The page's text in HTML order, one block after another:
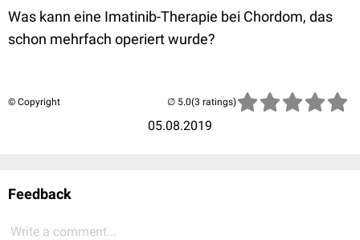
Was kann eine Imatinib-Therapie bei Chordom, das
schon mehrfach operiert wurde?
© Copyright
05.08.2019
(3 ratings)
Feedback
Write a comment...